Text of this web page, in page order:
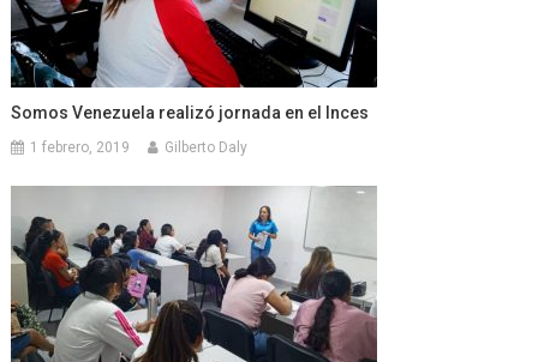
Somos Venezuela realizó jornada en el Inces
1 febrero, 2019 Gilberto Daly